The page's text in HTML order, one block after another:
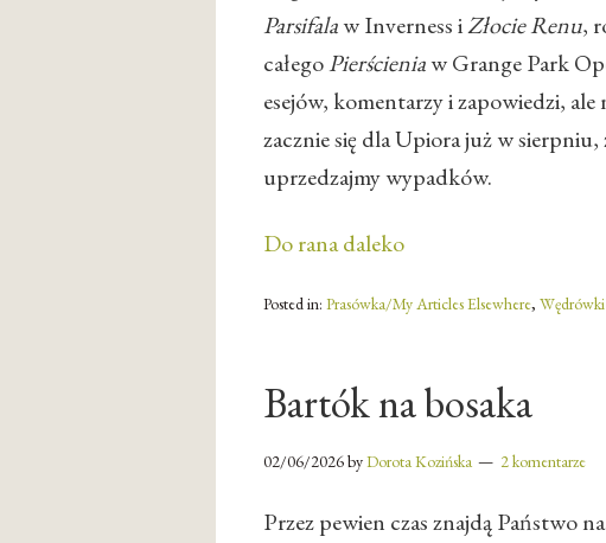
Parsifalaw Inverness iZłocie Renu,
całegoPierścieniaw Grange Park
esejów, komentarzy i zapowiedzi,
zacznie się dla Upiora już w
uprzedzajmy wypadków.
Do rana daleko
Posted in: Prasówka/My Articles Elsewhere,
Bartók na bosaka
02/06/2026byDorota Kozińska 2 komentarze
Przez pewien czas znajdą Państwo